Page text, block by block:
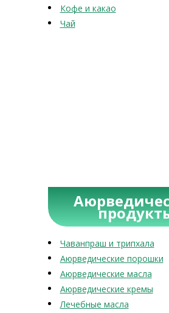
Кофе и какао
Чай
Чаванпраш и трипхала
Аюрведические порошки
Аюрведические масла
Аюрведические кремы
Лечебные масла